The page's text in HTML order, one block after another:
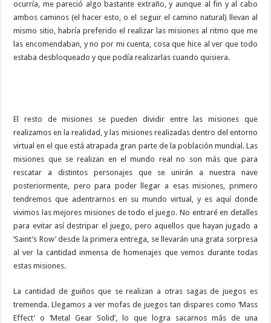
ocurría, me pareció algo bastante extraño, y aunque al fin y al cabo
ambos caminos (el hacer esto, o el seguir el camino natural) llevan al
mismo sitio, habría preferido el realizar las misiones al ritmo que me
las encomendaban, y no por mi cuenta, cosa que hice al ver que todo
estaba desbloqueado y que podía realizarlas cuando quisiera.
El resto de misiones se pueden dividir entre las misiones que
realizamos en la realidad, y las misiones realizadas dentro del entorno
virtual en el que está atrapada gran parte de la población mundial. Las
misiones que se realizan en el mundo real no son más que para
rescatar a distintos personajes que se unirán a nuestra nave
posteriormente, pero para poder llegar a esas misiones, primero
tendremos que adentrarnos en su mundo virtual, y es aquí donde
vivimos las mejores misiones de todo el juego. No entraré en detalles
para evitar así destripar el juego, pero aquellos que hayan jugado a
‘Saint’s Row’ desde la primera entrega, se llevarán una grata sorpresa
al ver la cantidad inmensa de homenajes que vemos durante todas
estas misiones.
La cantidad de guiños que se realizan a otras sagas de juegos es
tremenda. Llegamos a ver mofas de juegos tan dispares como ‘Mass
Effect’ o ‘Metal Gear Solid’, lo que logra sacarnos más de una